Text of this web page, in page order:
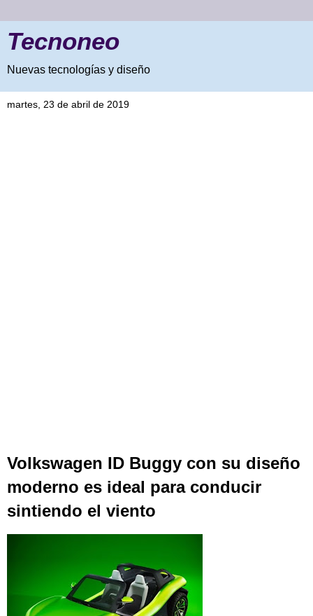
Tecnoneo
Nuevas tecnologías y diseño
martes, 23 de abril de 2019
Volkswagen ID Buggy con su diseño
moderno es ideal para conducir
sintiendo el viento